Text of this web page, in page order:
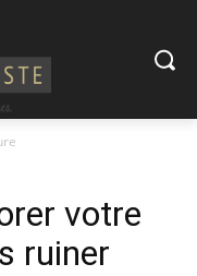
votre
ruiner